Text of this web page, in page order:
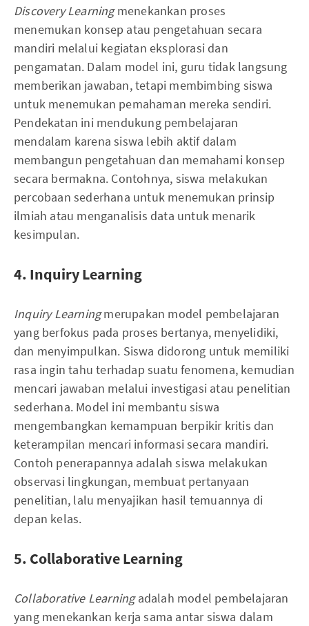
Discovery Learningmenekankan proses
menemukan konsep atau pengetahuan secara
mandiri melalui kegiatan eksplorasi dan
pengamatan. Dalam model ini, guru tidak langsung
memberikan jawaban, tetapi membimbing siswa
untuk menemukan pemahaman mereka sendiri.
Pendekatan ini mendukung pembelajaran
mendalam karena siswa lebih aktif dalam
membangun pengetahuan dan memahami konsep
secara bermakna. Contohnya, siswa melakukan
percobaan sederhana untuk menemukan prinsip
ilmiah atau menganalisis data untuk menarik
kesimpulan.
4. Inquiry Learning
Inquiry Learningmerupakan model pembelajaran
yang berfokus pada proses bertanya, menyelidiki,
dan menyimpulkan. Siswa didorong untuk memiliki
rasa ingin tahu terhadap suatu fenomena, kemudian
mencari jawaban melalui investigasi atau penelitian
sederhana. Model ini membantu siswa
mengembangkan kemampuan berpikir kritis dan
keterampilan mencari informasi secara mandiri.
Contoh penerapannya adalah siswa melakukan
observasi lingkungan, membuat pertanyaan
penelitian, lalu menyajikan hasil temuannya di
depan kelas.
5. Collaborative Learning
Collaborative Learningadalah model pembelajaran
yang menekankan kerja sama antar siswa dalam